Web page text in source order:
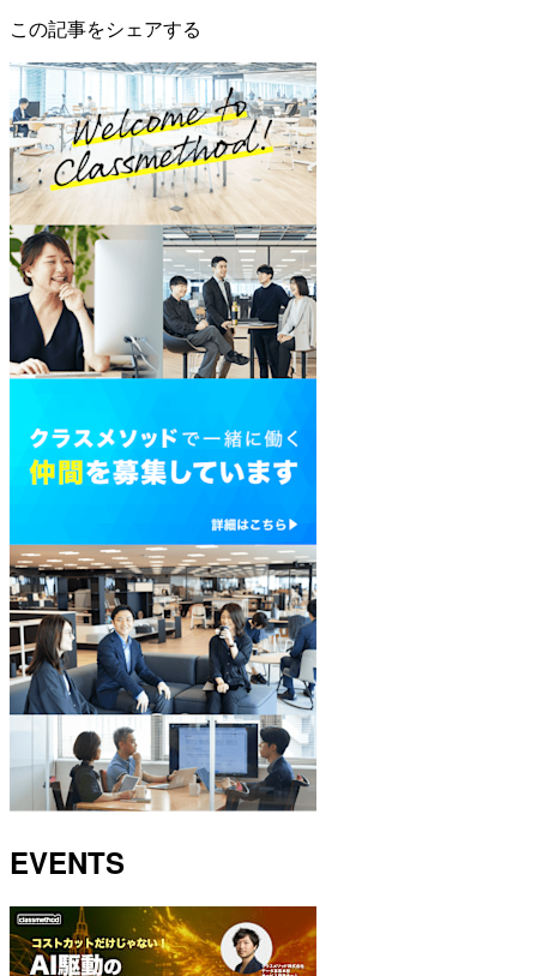
この記事をシェアする
EVENTS